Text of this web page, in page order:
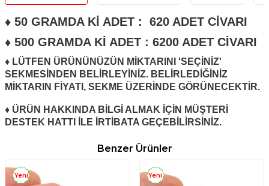
♦ 50 GRAMDA Kİ ADET : 620 ADET CİVARI
♦ 500 GRAMDA Kİ ADET : 6200 ADET CİVARI
♦ LÜTFEN ÜRÜNÜNÜZÜN MİKTARINI 'SEÇİNİZ'
SEKMESİNDEN BELİRLEYİNİZ. BELİRLEDİĞİNİZ
MİKTARIN FİYATI, SEKME ÜZERİNDE GÖRÜNECEKTİR.
♦ ÜRÜN HAKKINDA BİLGİ ALMAK İÇİN MÜŞTERİ
DESTEK HATTI İLE İRTİBATA GEÇEBİLİRSİNİZ.
Benzer Ürünler
Yeni Yeni